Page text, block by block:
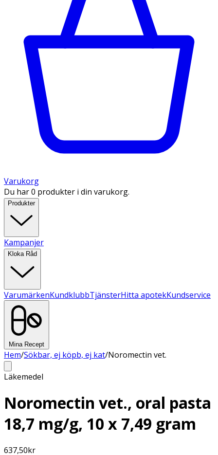
Varukorg
Du har 0 produkter i din varukorg.
Produkter
Kampanjer
Kloka Råd
VarumärkenKundklubbTjänsterHitta apotekKundservice
Mina Recept
Hem/Sökbar, ej köpb, ej kat/Noromectin vet.
Läkemedel
Noromectin vet., oral pasta
18,7 mg/g, 10 x 7,49 gram
637,50kr